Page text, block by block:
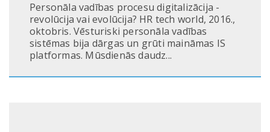
Personāla vadības procesu digitalizācija -
revolūcija vai evolūcija? HR tech world, 2016.,
oktobris. Vēsturiski personāla vadības
sistēmas bija dārgas un grūti maināmas IS
platformas. Mūsdienās daudz...